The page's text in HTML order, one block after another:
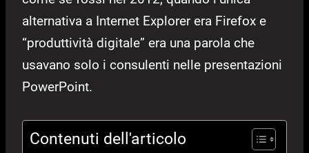
alternativa a Internet Explorer era Firefox e
“produttività digitale” era una parola che
usavano solo i consulenti nelle presentazioni
PowerPoint.
Contenuti dell'articolo